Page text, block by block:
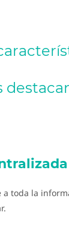
a toda la